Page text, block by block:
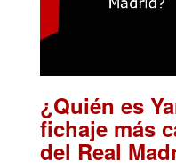
¿Quién es
fichaje más
del Real